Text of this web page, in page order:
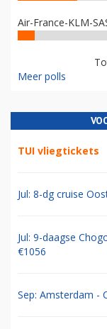
Air-France-KLM-
Meer polls
TUI vliegtickets
Jul: 8-dg cruise
Jul: 9-daagse
€1056
Sep: Amsterdam -